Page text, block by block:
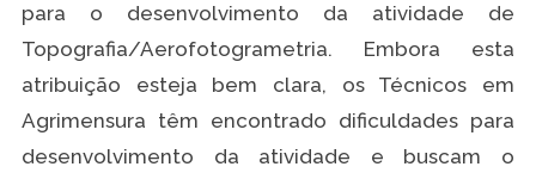
para o desenvolvimento da atividade de
Topografia/Aerofotogrametria. Embora esta
atribuição esteja bem clara, os Técnicos em
Agrimensura têm encontrado dificuldades para
desenvolvimento da atividade e buscam o